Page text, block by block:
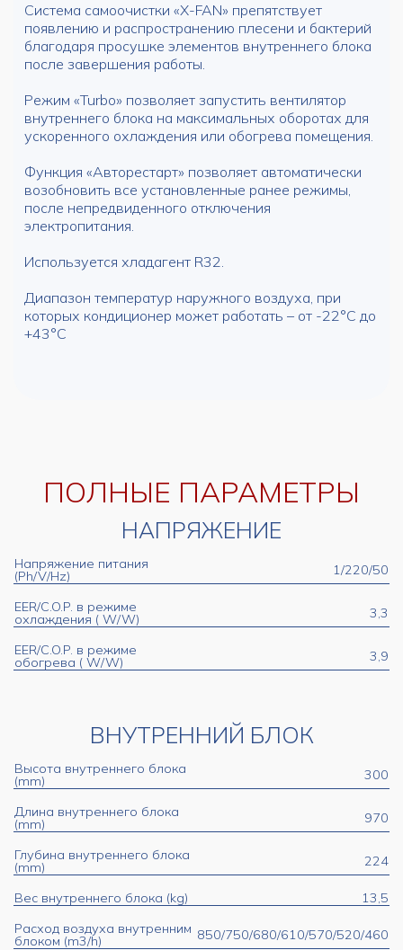
Система самоочистки «X-FAN» препятствует
появлению и распространению плесени и бактерий
благодаря просушке элементов внутреннего блока
после завершения работы.
Режим «Turbo» позволяет запустить вентилятор
внутреннего блока на максимальных оборотах для
ускоренного охлаждения или обогрева помещения.
Функция «Авторестарт» позволяет автоматически
возобновить все установленные ранее режимы,
после непредвиденного отключения
электропитания.
Используется хладагент R32.
Диапазон температур наружного воздуха, при
которых кондиционер может работать – от -22°С до
+43°С
ПОЛНЫЕ ПАРАМЕТРЫ
НАПРЯЖЕНИЕ
Напряжение питания
(Ph/V/Hz) 1/220/50
EER/C.O.P. в режиме
охлаждения ( W/W) 3,3
EER/C.O.P. в режиме
обогрева ( W/W) 3,9
ВНУТРЕННИЙ БЛОК
Высота внутреннего блока
(mm) 300
Длина внутреннего блока
(mm) 970
Глубина внутреннего блока
(mm) 224
Вес внутреннего блока (kg)
13,5
Расход воздуха внутренним
блоком (m3/h) 850/750/680/610/570/520/460